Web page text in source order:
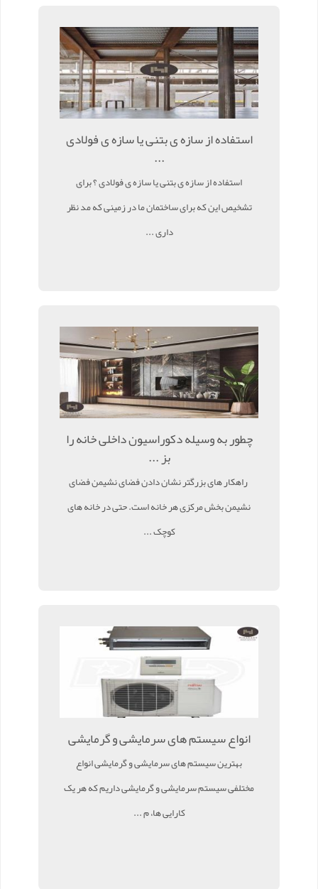
استفاده از سازه ی بتنی یا سازه ی فولادی
...
استفاده از سازه ی بتنی یا سازه ی فولادی ؟ برای
تشخیص این که برای ساختمان ما در زمینی که مد نظر
داری ...
چطور به وسیله دکوراسیون داخلی خانه را
بز ...
راهکار های بزرگتر نشان دادن فضای نشیمن فضای
نشیمن بخش مرکزی هر خانه است. حتی در خانه های
کوچک ...
انواع سیستم های سرمایشی و گرمایشی
بهترین سیستم های سرمایشی و گرمایشی انواع
مختلفی سیستم سرمایشی و گرمایشی داریم که هر یک
کارایی ها، م ...